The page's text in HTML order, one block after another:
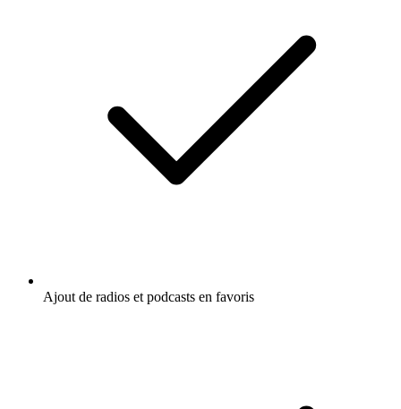
Ajout de radios et podcasts en favoris